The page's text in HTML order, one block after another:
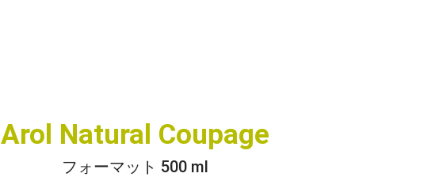
Arol Natural Coupage
フォーマット 500 ml